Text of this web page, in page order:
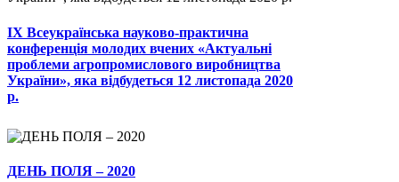
ІХ Всеукраїнська науково-практична
конференція молодих вчених «Актуальні
проблеми агропромислового виробництва
України», яка відбудеться 12 листопада 2020
р.
ДЕНЬ ПОЛЯ – 2020